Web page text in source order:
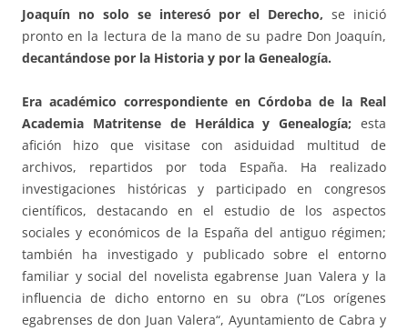
Joaquín no solo se interesó por el Derecho, se inició
pronto en la lectura de la mano de su padre Don Joaquín,
decantándose por la Historia y por la Genealogía.
Era académico correspondiente en Córdoba de la Real
Academia Matritense de Heráldica y Genealogía; esta
afición hizo que visitase con asiduidad multitud de
archivos, repartidos por toda España. Ha realizado
investigaciones históricas y participado en congresos
científicos, destacando en el estudio de los aspectos
sociales y económicos de la España del antiguo régimen;
también ha investigado y publicado sobre el entorno
familiar y social del novelista egabrense Juan Valera y la
influencia de dicho entorno en su obra (“Los orígenes
egabrenses de don Juan Valera“, Ayuntamiento de Cabra y